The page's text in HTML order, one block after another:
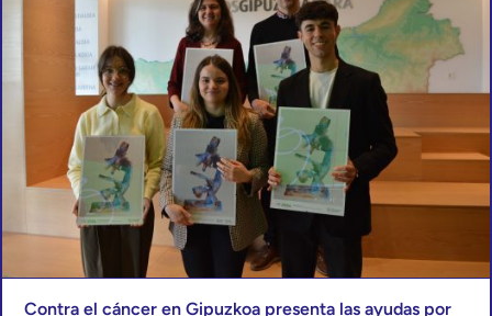
Contra el cáncer en Gipuzkoa presenta las ayudas por